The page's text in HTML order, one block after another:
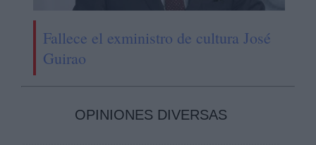
Fallece el exministro de cultura José
Guirao
OPINIONES DIVERSAS